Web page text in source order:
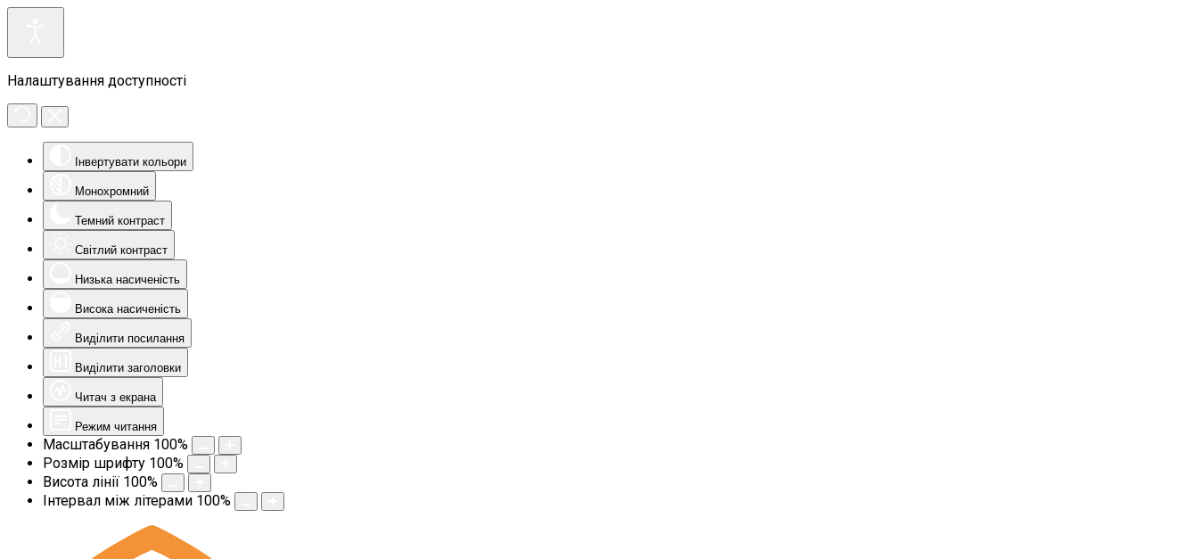
Налаштування доступності
Інвертувати кольори
Монохромний
Темний контраст
Світлий контраст
Низька насиченість
Висока насиченість
Виділити посилання
Виділити заголовки
Читач з екрана
Режим читання
Масштабування 100%
Розмір шрифту 100%
Висота лінії 100%
Інтервал між літерами 100%